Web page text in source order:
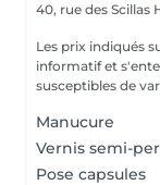
40, rue des Scillas
Les prix indiqués
informatif et
susceptibles de
Manucure
Vernis semi-
Pose capsules